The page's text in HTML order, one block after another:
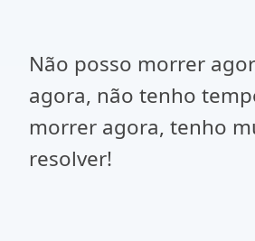
Não posso morrer
agora, não tenho
morrer agora, tenho
resolver!